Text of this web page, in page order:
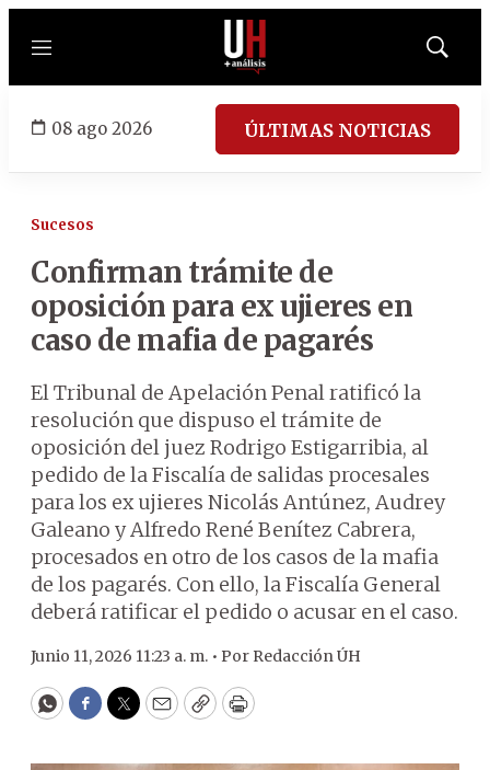
Menú
Mostrar
08 ago 2026 ÚLTIMAS NOTICIAS
Sucesos
Confirman trámite de
oposición para ex ujieres en
caso de mafia de pagarés
El Tribunal de Apelación Penal ratificó la
resolución que dispuso el trámite de
oposición del juez Rodrigo Estigarribia, al
pedido de la Fiscalía de salidas procesales
para los ex ujieres Nicolás Antúnez, Audrey
Galeano y Alfredo René Benítez Cabrera,
procesados en otro de los casos de la mafia
de los pagarés. Con ello, la Fiscalía General
deberá ratificar el pedido o acusar en el caso.
Junio 11, 2026 11:23 a. m. • Por Redacción ÚH
WhatsApp
Facebook
Twitter
EmailCopyPrint